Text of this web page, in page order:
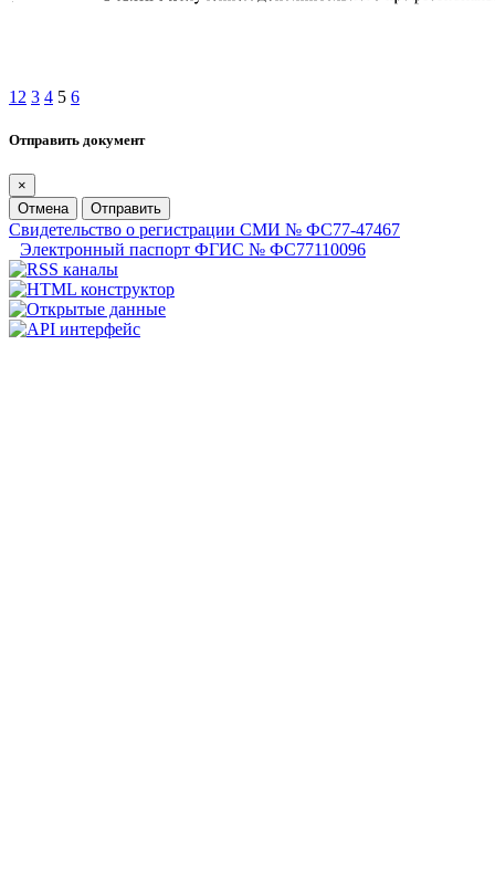
1 2 3 4 5 6
Отправить документ
×
Отмена
Отправить
Свидетельство о регистрации СМИ № ФС77-47467
Электронный паспорт ФГИС № ФС77110096